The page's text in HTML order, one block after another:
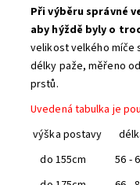
Při výběru správné
aby hýždě byly o
velikost velkého míče
délky paže, měřeno
prstů.
Uvedená tabulka je
výška postavy
do 155cm 56 -